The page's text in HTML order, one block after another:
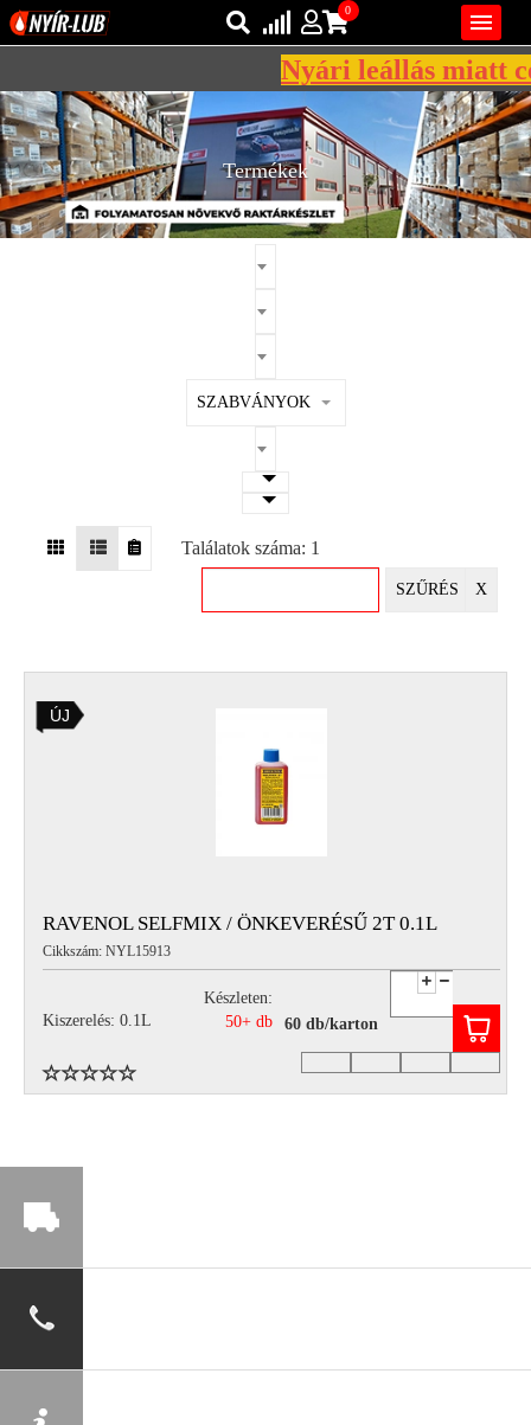
REGISZTRÁCIÓ
EGYÉB
INFO
TELEFONOS
Hétfőtől – Péntekig, 8.00 – 17.00-ig
(ebédidő 12.00-12.30 között)

Bejelentkezés
Regisztráció
0
AZ ÖN KOSARA ÜRES
Nyári leállás miatt
Termékek
SZABVÁNYOK
Találatok száma: 1
SZŰRÉS X
ÚJ
RAVENOL SELFMIX / ÖNKEVERÉSŰ 2T 0.1L
Cikkszám: NYL15913
Kiszerelés: 0.1L
Készleten:
50+ db
60 db/karton